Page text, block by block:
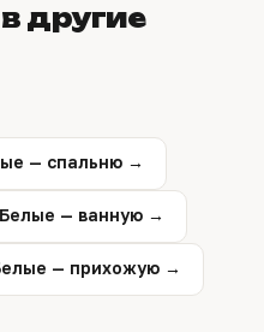
другие
— спальню →
Белые — ванную →
— прихожую →